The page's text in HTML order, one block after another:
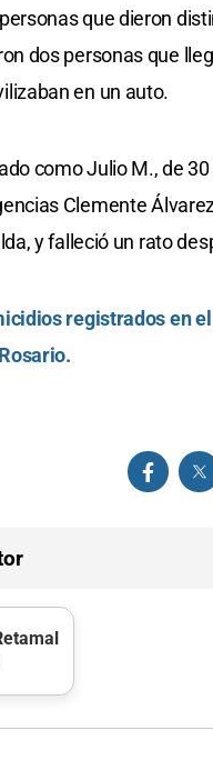
que dieron
dos personas que
en un auto.
como Julio M., de
Clemente
y falleció un rato
registrados en